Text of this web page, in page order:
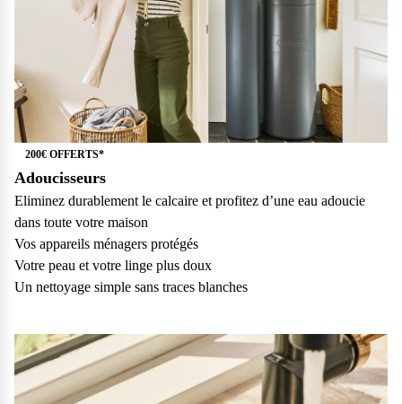
200€ OFFERTS*
Adoucisseurs
Eliminez durablement le calcaire et profitez d’une eau adoucie
dans toute votre maison
Vos appareils ménagers protégés
Votre peau et votre linge plus doux
Un nettoyage simple sans traces blanches
Questions fréquentes
Consultez notre page de FAQ pour trouver toutes les réponses à
vos questions.
Consulter notre FAQ
Service après-vente
Vous avez des demandes sur l’entretien, le suivi et le dépannage
de votre matériel ? Culligan est là pour vous